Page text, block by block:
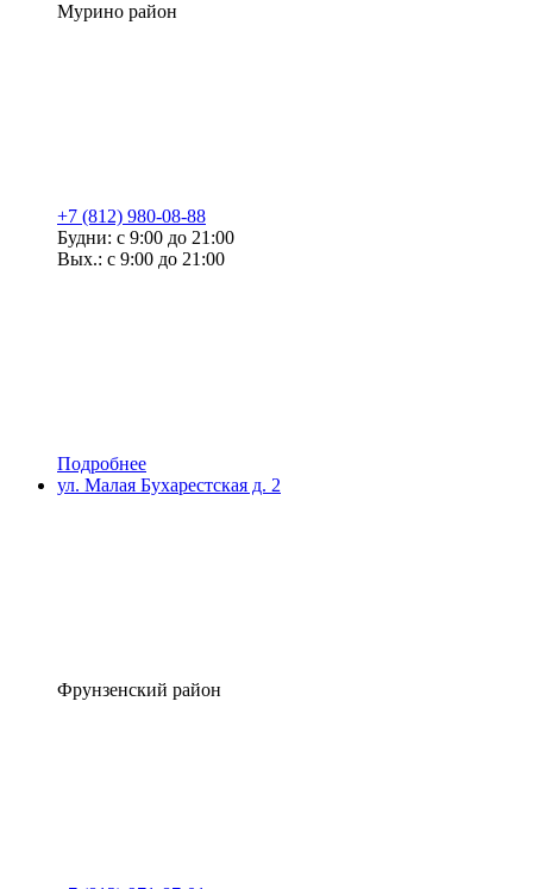
Мурино район
+7 (812) 980-08-88
Будни: с 9:00 до 21:00
Вых.: с 9:00 до 21:00
Подробнее
ул. Малая Бухарестская д. 2
Фрунзенский район